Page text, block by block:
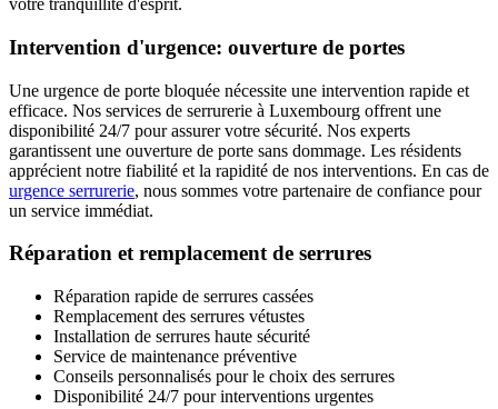
votre tranquillité d'esprit.
Intervention d'urgence: ouverture de portes
Une urgence de porte bloquée nécessite une intervention rapide et
efficace. Nos services de serrurerie à Luxembourg offrent une
disponibilité 24/7 pour assurer votre sécurité. Nos experts
garantissent une ouverture de porte sans dommage. Les résidents
apprécient notre fiabilité et la rapidité de nos interventions. En cas de
urgence serrurerie, nous sommes votre partenaire de confiance pour
un service immédiat.
Réparation et remplacement de serrures
Réparation rapide de serrures cassées
Remplacement des serrures vétustes
Installation de serrures haute sécurité
Service de maintenance préventive
Conseils personnalisés pour le choix des serrures
Disponibilité 24/7 pour interventions urgentes